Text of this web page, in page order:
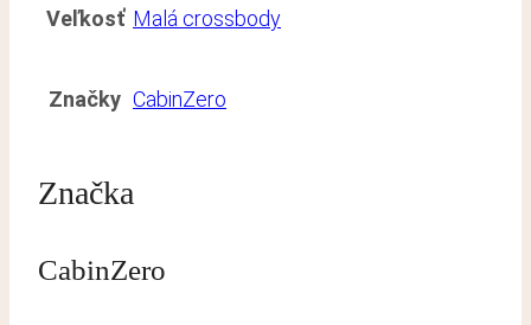
Veľkosť Malá crossbody
Značky CabinZero
Značka
CabinZero